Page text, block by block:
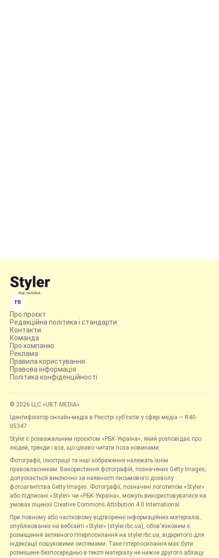
FB
Про проєкт
Редакційна політика і стандарти
Контакти
Команда
Про компанію
Реклама
Правила користування
Правова інформація
Політика конфіденційності
© 2026 LLC «UBT MEDIA»
Ідентифікатор онлайн-медіа в Реєстрі суб’єктів у сфері медіа — R40-
05347
Styler є розважальним проєктом «РБК-Україна», який розповідає про
людей, тренди і все, що цікаво читати поза новинами.
Фотографії, ілюстрації та інші зображення належать їхнім
правовласникам. Використання фотографій, позначених Getty Images,
допускається виключно за наявності письмового дозволу
фотоагентства Getty Images. Фотографії, позначені логотипом «Styler»
або підписані «Styler» чи «РБК-Україна», можуть використовуватися на
умовах ліцензії Creative Commons Attribution 4.0 International.
При повному або частковому відтворенні інформаційних матеріалів,
опублікованих на вебсайті «Styler» (styler.rbc.ua), обов'язковим є
розміщення активного гіперпосилання на styler.rbc.ua, відкритого для
індексації пошуковими системами. Таке гіперпосилання має бути
розміщене безпосередньо в тексті матеріалу не нижче другого абзацу.